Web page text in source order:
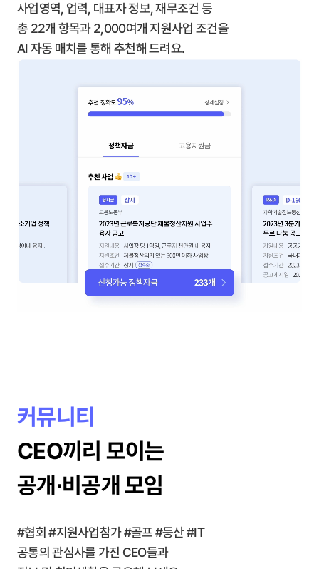
사업영역,업력, 대표자 정보, 재무조건 등
총 22개 항목과2,000여개 지원사업 조건을
AI 자동 매치를 통해 추천해 드려요.
커뮤니티
CEO끼리 모이는
공개∙비공개 모임
#협회 #지원사업참가 #골프 #등산 #IT
공통의 관심사를 가진 CEO들과